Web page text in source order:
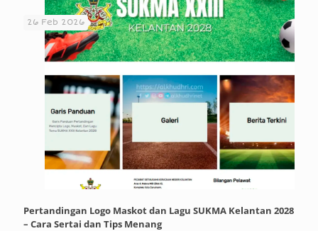
26 Feb 2026
Pertandingan Logo Maskot dan Lagu SUKMA Kelantan 2028
– Cara Sertai dan Tips Menang